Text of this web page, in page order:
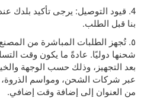
4. قيود التوصيل: يرجى تأكيد بلدك
بنا قبل الطلب.
٥. تُجهز الطلبات المباشرة من
بعد التجهيز، وذلك حسب الوجهة
عبر شركات الشحن، ومواسم الذروة،
من العنوان إلى إضافة وقت إضافي.